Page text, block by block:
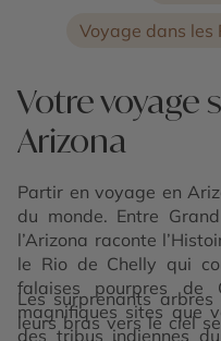
Voyage dans les
Votre voyage
Arizona
Partir en voyage en
du monde. Entre
l’Arizona raconte
le Rio de Chelly qui
falaises pourpres
magnifiques sites que
des tribus indiennes
Les surprenants
leurs bras vers le ciel